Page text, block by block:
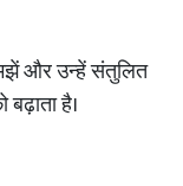
और उन्हें संतुलित
है।